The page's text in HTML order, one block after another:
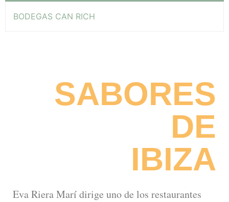
BODEGAS CAN RICH
SABORES
DE
IBIZA
Eva Riera Marí dirige uno de los restaurantes